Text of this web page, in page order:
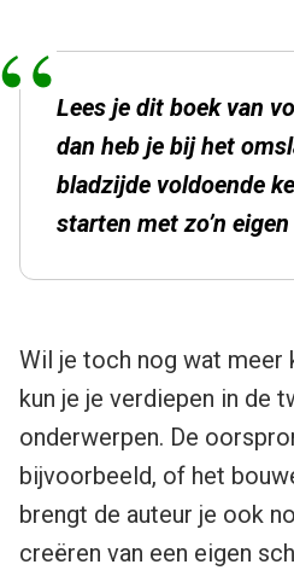
Lees je dit boek van
dan heb je bij het
bladzijde voldoende
starten met zo’n
Wil je toch nog wat meer
kun je je verdiepen in de
onderwerpen. De
bijvoorbeeld, of het
brengt de auteur je ook
creëren van een eigen